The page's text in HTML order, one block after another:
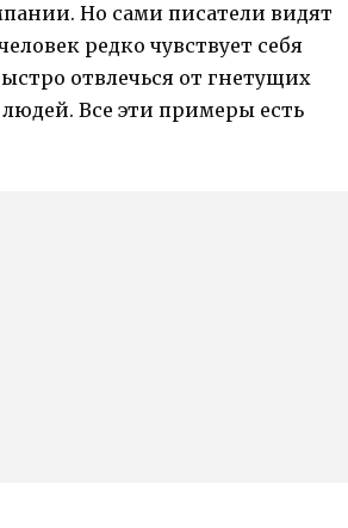
Но сами писатели видят
редко чувствует себя
отвлечься от гнетущих
Все эти примеры есть